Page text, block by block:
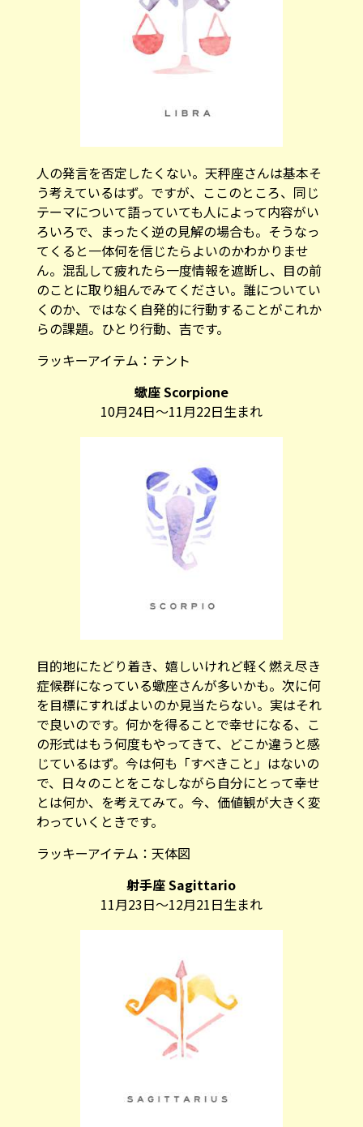
人の発言を否定したくない。天秤座さんは基本そ
う考えているはず。ですが、ここのところ、同じ
テーマについて語っていても人によって内容がい
ろいろで、まったく逆の見解の場合も。そうなっ
てくると一体何を信じたらよいのかわかりませ
ん。混乱して疲れたら一度情報を遮断し、目の前
のことに取り組んでみてください。誰についてい
くのか、ではなく自発的に行動することがこれか
らの課題。ひとり行動、吉です。
ラッキーアイテム： テント
蠍座 Scorpione
10月24日～11月22日生まれ
目的地にたどり着き、嬉しいけれど軽く燃え尽き
症候群になっている蠍座さんが多いかも。次に何
を目標にすればよいのか見当たらない。実はそれ
で良いのです。何かを得ることで幸せになる、こ
の形式はもう何度もやってきて、どこか違うと感
じているはず。今は何も「すべきこと」はないの
で、日々のことをこなしながら自分にとって幸せ
とは何か、を考えてみて。今、価値観が大きく変
わっていくときです。
ラッキーアイテム： 天体図
射手座 Sagittario
11月23日～12月21日生まれ